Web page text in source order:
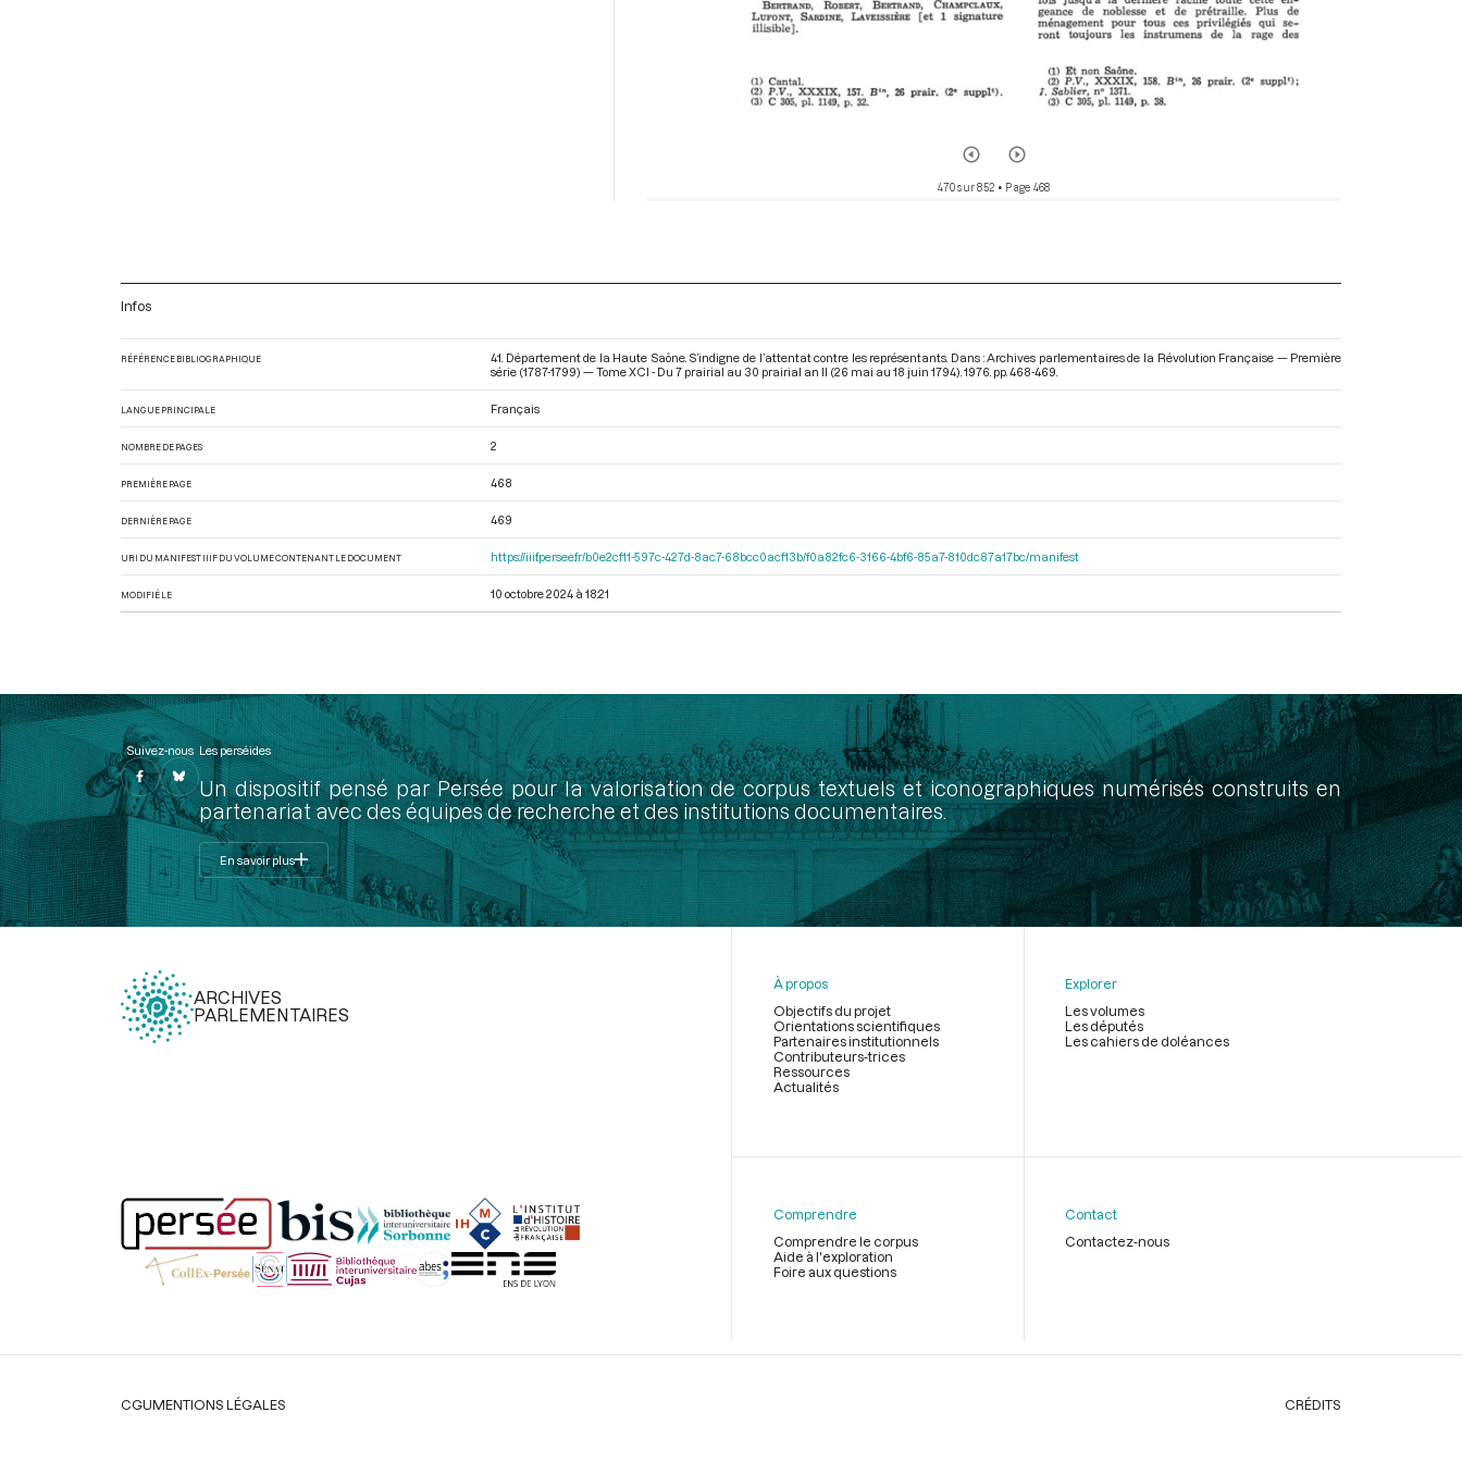
470 sur 852 • Page 468
Infos
RÉFÉRENCE BIBLIOGRAPHIQUE
41. Département de la Haute Saône. S’indigne de l’attentat contre les représentants. Dans : Archives parlementaires de la Révolution Française — Première
série (1787-1799) — Tome XCI - Du 7 prairial au 30 prairial an II (26 mai au 18 juin 1794) . 1976. pp. 468-469.
LANGUE PRINCIPALE Français
NOMBRE DE PAGES 2
PREMIÈRE PAGE 468
DERNIÈRE PAGE 469
URI DU MANIFEST IIIF DU VOLUME CONTENANT LE DOCUMENT https://iiif.persee.fr/b0e2cf11-597c-427d-8ac7-68bcc0acf13b/f0a82fc6-3166-4bf6-85a7-810dc87a17bc/manifest
MODIFIÉ LE 10 octobre 2024 à 18:21
Suivez-nous Les perséides
Un dispositif pensé par Persée pour la valorisation de corpus textuels et iconographiques numérisés construits en
partenariat avec des équipes de recherche et des institutions documentaires.
En savoir plus
ARCHIVES
PARLEMENTAIRES
page
À propos
Objectifs du projet
Orientations scientifiques
Partenaires institutionnels
Contributeurs-trices
Ressources
Actualités
Explorer
Les volumes
Les députés
Les cahiers de doléances
Comprendre
Comprendre le corpus
Aide à l'exploration
Foire aux questions
Contact
Contactez-nous
Légal
CGUMENTIONS LÉGALES CRÉDITS